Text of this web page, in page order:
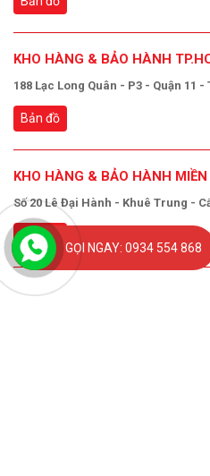
KHO HÀNG & BẢO HÀNH
188 Lạc Long Quân - P3 - Quận 11 -
Bản đồ
KHO HÀNG & BẢO HÀNH MIỀN
Số 20 Lê Đại Hành - Khuê Trung -
Bản đồ
GỌI NGAY: 0934 554 868